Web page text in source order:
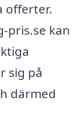
offerter.
pris.se kan
sig på
därmed